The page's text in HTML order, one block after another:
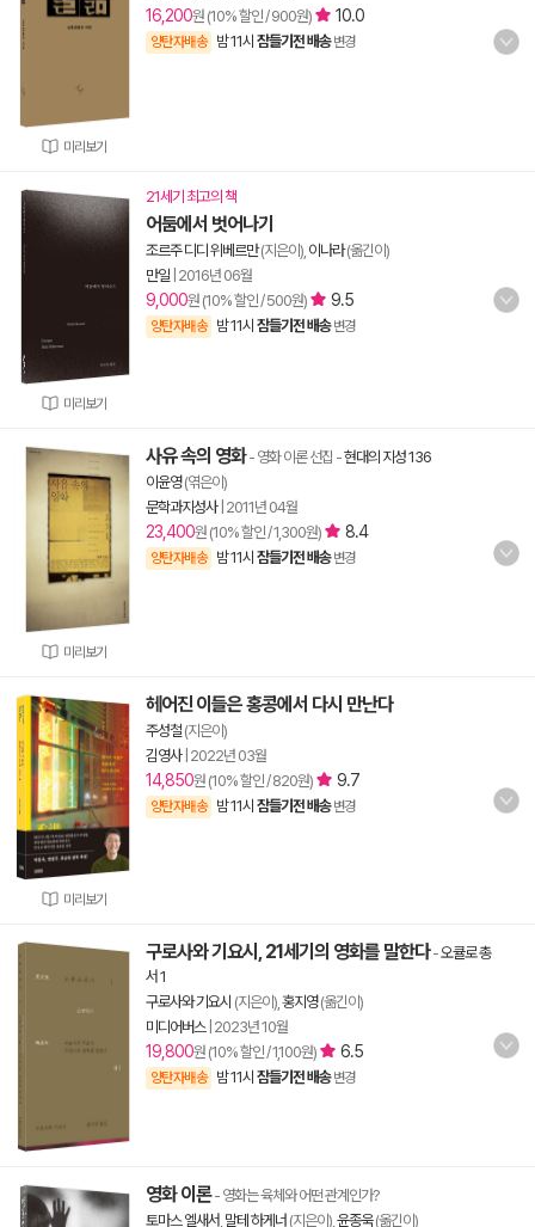
미리보기
16,200원 (10% 할인 / 900원) 10.0
양탄자배송 밤 11시 잠들기전 배송 변경
미리보기
21세기 최고의 책
어둠에서 벗어나기
조르주 디디 위베르만(지은이), 이나라(옮긴이)
만일 2016년 06월
9,000원 (10% 할인 / 500원) 9.5
양탄자배송 밤 11시 잠들기전 배송 변경
미리보기
사유 속의 영화- 영화 이론 선집 -현대의 지성 136
이윤영(엮은이)
문학과지성사| 2011년 04월
23,400원 (10% 할인 / 1,300원) 8.4
양탄자배송 밤 11시 잠들기전 배송 변경
미리보기
헤어진 이들은 홍콩에서 다시 만난다
주성철 (지은이)
김영사| 2022년 03월
14,850원 (10% 할인 / 820원) 9.7
양탄자배송 밤 11시 잠들기전 배송 변경
구로사와 기요시, 21세기의 영화를 말한다-오큘로 총
서 1
구로사와 기요시 (지은이), 홍지영(옮긴이)
미디어버스| 2023년 10월
19,800원 (10% 할인 / 1,100원) 6.5
양탄자배송 밤 11시 잠들기전 배송 변경
영화 이론- 영화는 육체와 어떤 관계인가?
토마스 엘새서 말테 하게너 (지은이), 윤종욱(옮긴이)